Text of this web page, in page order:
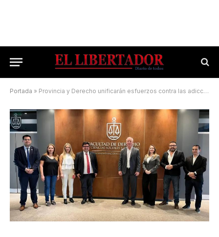
Portada » Provincia y Derecho unificarán esfuerzos contra las adicciones